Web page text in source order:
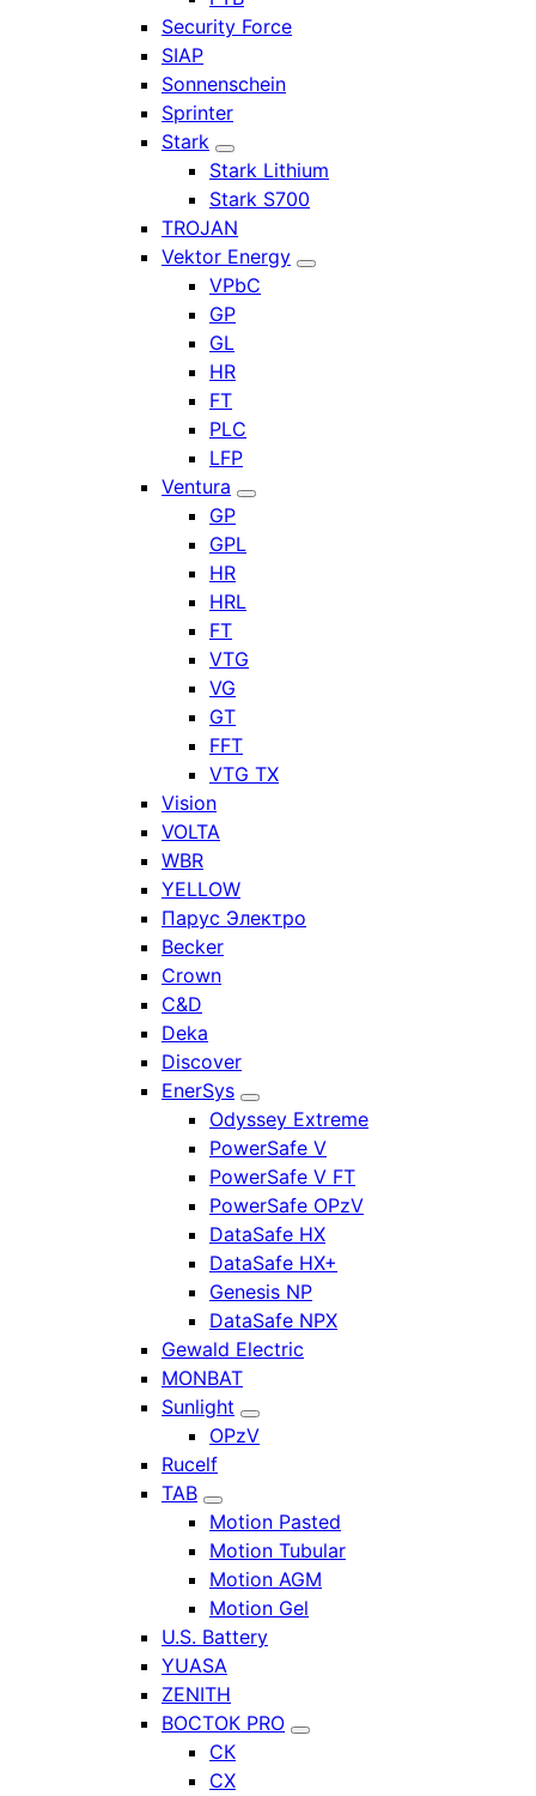
Security Force
SIAP
Sonnenschein
Sprinter
Stark
Stark Lithium
Stark S700
TROJAN
Vektor Energy
VPbC
GP
GL
HR
FT
PLC
LFP
Ventura
GP
GPL
HR
HRL
FT
VTG
VG
GT
FFT
VTG TX
Vision
VOLTA
WBR
YELLOW
Парус Электро
Becker
Crown
C&D
Deka
Discover
EnerSys
Odyssey Extreme
PowerSafe V
PowerSafe V FT
PowerSafe OPzV
DataSafe HX
DataSafe HX+
Genesis NP
DataSafe NPX
Gewald Electric
MONBAT
Sunlight
OPzV
Rucelf
TAB
Motion Pasted
Motion Tubular
Motion AGM
Motion Gel
U.S. Battery
YUASA
ZENITH
ВОСТОК PRO
СК
СХ